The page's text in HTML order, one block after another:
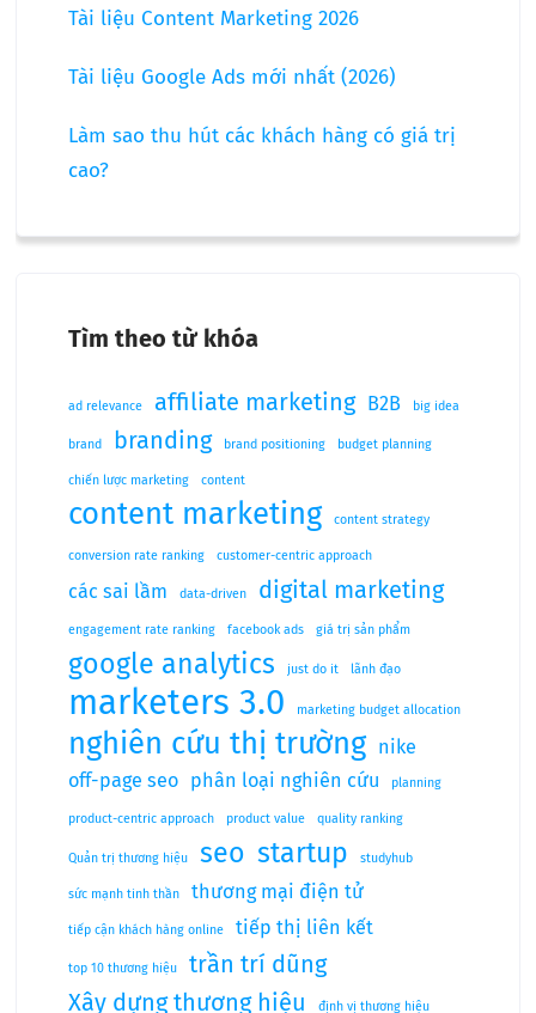
Tài liệu Content Marketing 2026
Tài liệu Google Ads mới nhất (2026)
Làm sao thu hút các khách hàng có giá trị
cao?
Tìm theo từ khóa
ad relevance affiliate marketing B2B big idea
brand branding brand positioning budget planning
chiến lược marketing content
content marketing content strategy
conversion rate ranking customer-centric approach
các sai lầm data-driven digital marketing
engagement rate ranking facebook ads giá trị sản phẩm
google analytics just do it lãnh đạo
marketers 3.0 marketing budget allocation
nghiên cứu thị trường
nike
off-page seo
phân loại nghiên cứu planning
product-centric approach product value quality ranking
Quản trị thương hiệu seo startup studyhub
sức mạnh tinh thần thương mại điện tử
tiếp cận khách hàng online tiếp thị liên kết
top 10 thương hiệu
trần trí dũng
Xây dựng thương hiệu
định vị thương hiệu